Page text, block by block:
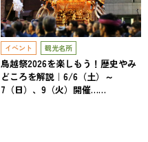
イベント 観光名所
鳥越祭2026を楽しもう！歴史やみ
どころを解説｜6/6（土）～
7（日）、9（火）開催……